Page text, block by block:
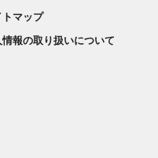
トマップ
情報の取り扱いについて